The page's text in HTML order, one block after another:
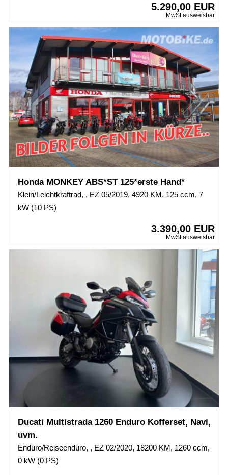
5.290,00 EUR
MwSt ausweisbar
Honda MONKEY ABS*ST 125*erste Hand*
Klein/Leichtkraftrad, , EZ 05/2019, 4920 KM, 125 ccm, 7
kW (10 PS)
3.390,00 EUR
MwSt ausweisbar
Ducati Multistrada 1260 Enduro Kofferset, Navi,
uvm.
Enduro/Reiseenduro, , EZ 02/2020, 18200 KM, 1260 ccm,
0 kW (0 PS)